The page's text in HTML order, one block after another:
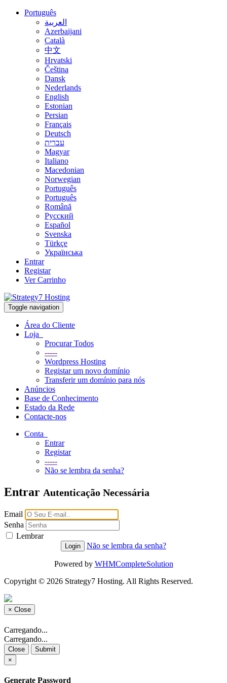
Português
العربية
Azerbaijani
Català
中文
Hrvatski
Čeština
Dansk
Nederlands
English
Estonian
Persian
Français
Deutsch
עברית
Magyar
Italiano
Macedonian
Norwegian
Português
Português
Română
Русский
Español
Svenska
Türkçe
Українська
Entrar
Registar
Ver Carrinho
Toggle navigation
Área do Cliente
Loja
Procurar Todos
-----
Wordpress Hosting
Registar um novo domínio
Transferir um domínio para nós
Anúncios
Base de Conhecimento
Estado da Rede
Contacte-nos
Conta
Entrar
Registar
-----
Não se lembra da senha?
Entrar Autenticação Necessária
Email
Senha
Lembrar
Não se lembra da senha?
Powered by WHMCompleteSolution
Copyright © 2026 Strategy7 Hosting. All Rights Reserved.
× Close
Carregando...
Carregando...
Close
Submit
×
Generate Password